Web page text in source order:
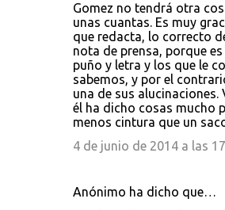
Gomez no tendrá otra
unas cuantas. Es muy
que redacta, lo correcto
nota de prensa, porque
puño y letra y los que le
sabemos, y por el
una de sus alucinaciones.
él ha dicho cosas mucho
menos cintura que un
4 de junio de 2014 a las
Anónimo ha dicho que…